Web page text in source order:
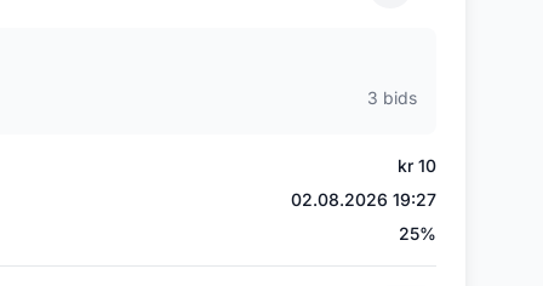
3 bids
kr 10
02.08.2026 19:27
25%